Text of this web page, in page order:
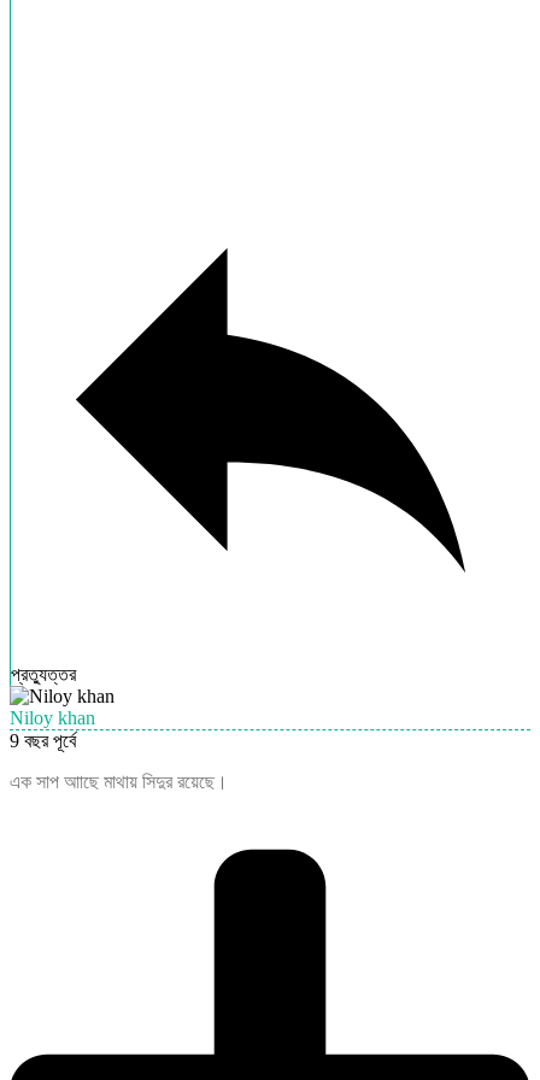
প্রত্যুত্তর
Niloy khan
9 বছর পূর্বে
এক সাপ আাছে মাথায় সিদুর রয়েছে।